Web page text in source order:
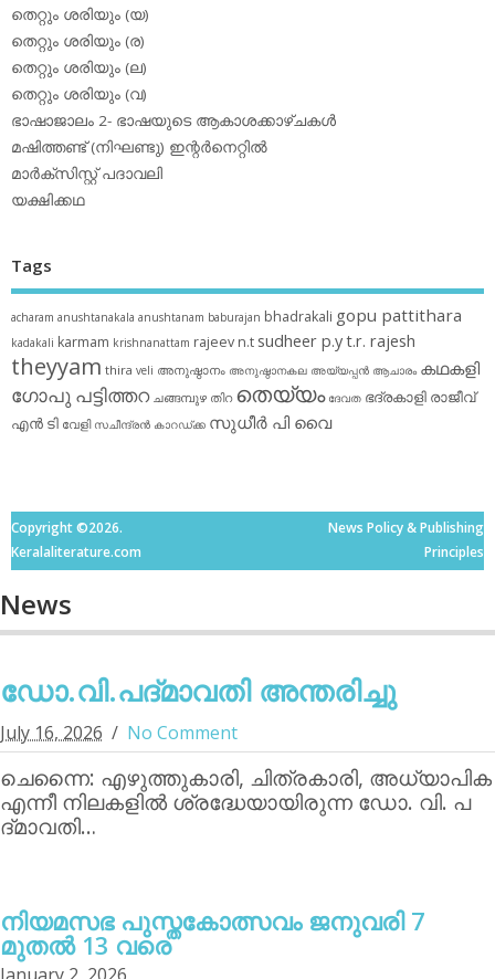
തെറ്റും ശരിയും (യ)
തെറ്റും ശരിയും (ര)
തെറ്റും ശരിയും (ല)
തെറ്റും ശരിയും (വ)
ഭാഷാജാലം 2- ഭാഷയുടെ ആകാശക്കാഴ്ചകള്‍
മഷിത്തണ്ട് (നിഘണ്ടു) ഇന്റര്‍നെറ്റില്‍
മാര്‍ക്‌സിസ്റ്റ് പദാവലി
യക്ഷിക്കഥ
Tags
acharam anushtanakala anushtanam baburajan bhadrakali gopu pattithara
kadakali karmam krishnanattam rajeev n.t sudheer p.yt.r. rajesh
theyyam thira veli അനുഷ്ഠാനം അനുഷ്ഠാനകല അയ്യപ്പന്‍ ആചാരം കഥകളി
ഗോപു പട്ടിത്തറ ചങ്ങമ്പുഴ തിറ തെയ്യം ദേവത ഭദ്രകാളി രാജീവ്
എൻ ടി വേളി സചീന്ദ്രന്‍ കാറഡ്ക്ക സുധീര്‍ പി വൈ
Copyright ©2026.
Keralaliterature.com
News Policy & Publishing
Principles
News
ഡോ.വി.പദ്മാവതി അന്തരിച്ചു
July 16, 2026 No Comment
ചെന്നൈ: എഴുത്തുകാരി, ചിത്രകാരി, അധ്യാപിക
എന്നീ നിലകളില്‍ ശ്രദ്ധേയായിരുന്ന ഡോ. വി. പ
ദ്മാവതി…
നിയമസഭ പുസ്തകോത്സവം ജനുവരി 7
മുതല്‍ 13 വരെ